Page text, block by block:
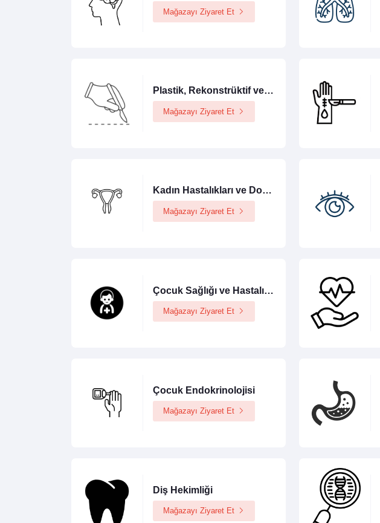
Mağazayı Ziyaret Et
Plastik, Rekonstrüktif ve Estetik Cerrahi
Mağazayı Ziyaret Et
Kadın Hastalıkları ve Doğum (Jinekoloji)
Mağazayı Ziyaret Et
Çocuk Sağlığı ve Hastalıkları (Pediatri)
Mağazayı Ziyaret Et
Çocuk Endokrinolojisi
Mağazayı Ziyaret Et
Diş Hekimliği
Mağazayı Ziyaret Et